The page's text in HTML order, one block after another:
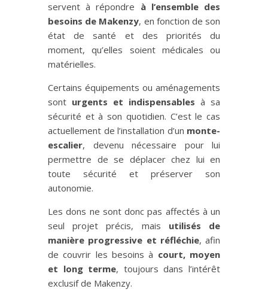
servent à répondre à l’ensemble des
besoins de Makenzy, en fonction de son
état de santé et des priorités du
moment, qu’elles soient médicales ou
matérielles.
Certains équipements ou aménagements
sont urgents et indispensables à sa
sécurité et à son quotidien. C’est le cas
actuellement de l’installation d’un monte-
escalier, devenu nécessaire pour lui
permettre de se déplacer chez lui en
toute sécurité et préserver son
autonomie.
Les dons ne sont donc pas affectés à un
seul projet précis, mais utilisés de
manière progressive et réfléchie, afin
de couvrir les besoins à court, moyen
et long terme, toujours dans l’intérêt
exclusif de Makenzy.